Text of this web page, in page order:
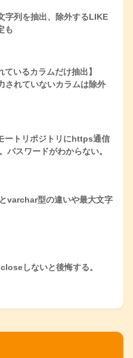
字列を抽出、除外するLIKE
も
ているカラムだけ抽出】
されていないカラムは除外
ートリポジトリにhttps通信
スワードがわからない。
varchar型の違いや最大文字
しないと後悔する。